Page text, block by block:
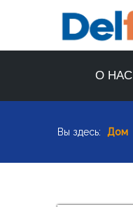
О НАС
Вы здесь: Дом